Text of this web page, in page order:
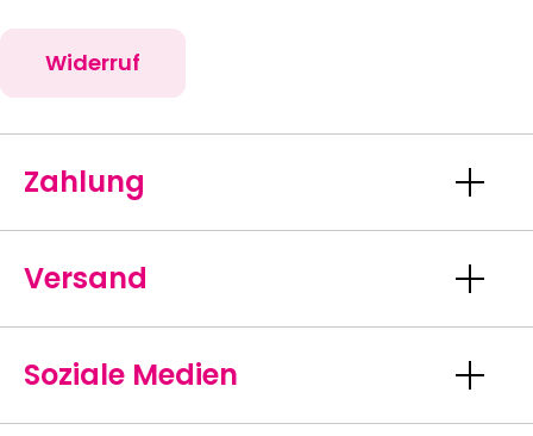
Widerruf
Zahlung
Versand
Soziale Medien